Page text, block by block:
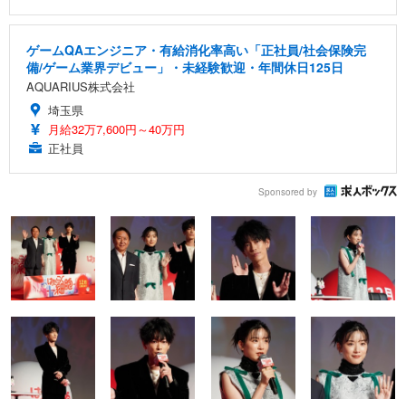
ゲームQAエンジニア・有給消化率高い「正社員/社会保険完
備/ゲーム業界デビュー」・未経験歓迎・年間休日125日
AQUARIUS株式会社
埼玉県
月給32万7,600円～40万円
正社員
Sponsored by